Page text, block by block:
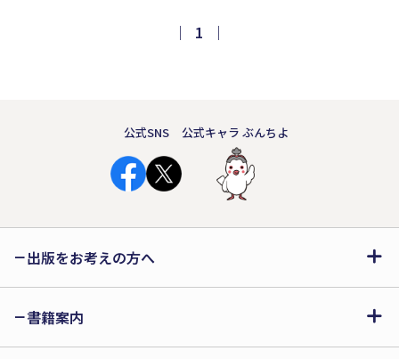
えの／あの詩人が／ひょっこり／この
｜ 1 ｜
公式SNS 公式キャラ ぶんちよ
出版をお考えの方へ
書籍案内